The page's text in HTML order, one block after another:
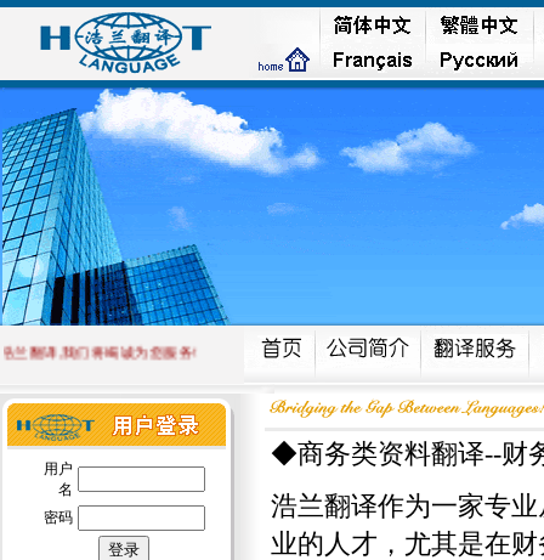
翻译,我们将竭诚为您服务!
用户
名
密码
◆商务类资料翻译--财
浩兰翻译作为一家专
业的人才，尤其是在